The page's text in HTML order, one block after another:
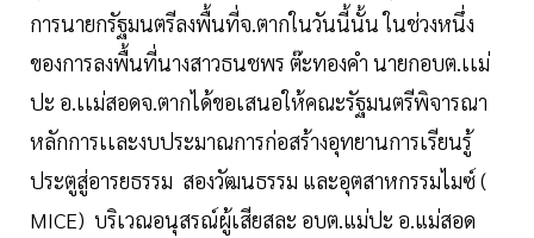
การนายกรัฐมนตรีลงพื้นที่จ.ตากในวันนี้นั้น ในช่วงหนึ่ง
ของการลงพื้นที่นางสาวธนชพร ต๊ะทองคำ นายกอบต.เเม่
ปะ อ.เเม่สอดจ.ตากได้ขอเสนอให้คณะรัฐมนตรีพิจารณา
หลักการเเละงบประมาณการก่อสร้างอุทยานการเรียนรู้
ประตูสู่อารยธรรม สองวัฒนธรรม และอุตสาหกรรมไมซ์ (
MICE) บริเวณอนุสรณ์ผู้เสียสละ อบต.แม่ปะ อ.แม่สอด